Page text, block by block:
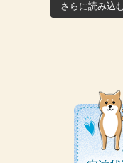
さらに読み込